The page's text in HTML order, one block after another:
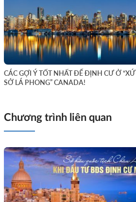
CÁC GỢI Ý TỐT NHẤT ĐỂ ĐỊNH CƯ Ở “XỨ
SỞ LÁ PHONG” CANADA!
Chương trình liên quan